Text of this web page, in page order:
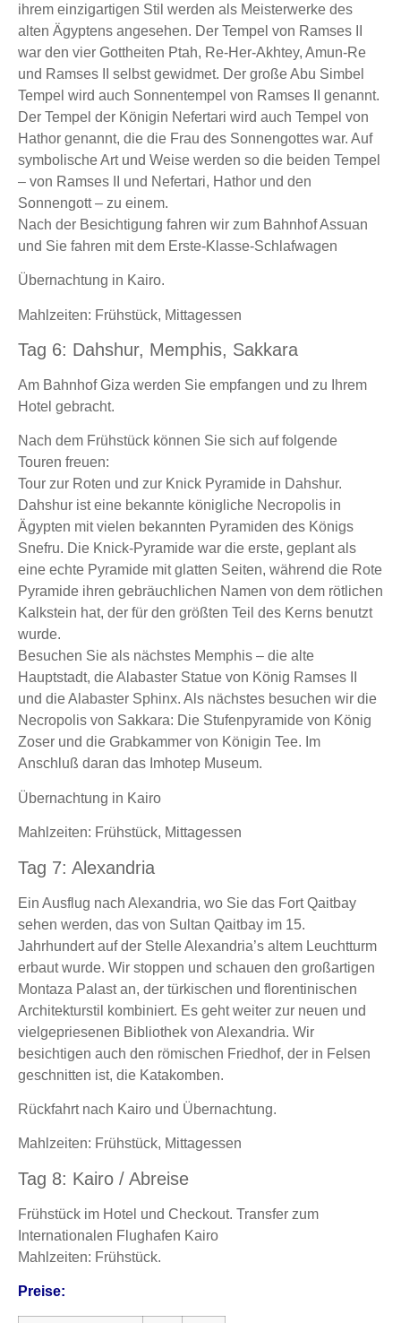
ihrem einzigartigen Stil werden als Meisterwerke des
alten Ägyptens angesehen. Der Tempel von Ramses II
war den vier Gottheiten Ptah, Re-Her-Akhtey, Amun-Re
und Ramses II selbst gewidmet. Der große Abu Simbel
Tempel wird auch Sonnentempel von Ramses II genannt.
Der Tempel der Königin Nefertari wird auch Tempel von
Hathor genannt, die die Frau des Sonnengottes war. Auf
symbolische Art und Weise werden so die beiden Tempel
– von Ramses II und Nefertari, Hathor und den
Sonnengott – zu einem.
Nach der Besichtigung fahren wir zum Bahnhof Assuan
und Sie fahren mit dem Erste-Klasse-Schlafwagen
Übernachtung in Kairo.
Mahlzeiten: Frühstück, Mittagessen
Tag 6: Dahshur, Memphis, Sakkara
Am Bahnhof Giza werden Sie empfangen und zu Ihrem
Hotel gebracht.
Nach dem Frühstück können Sie sich auf folgende
Touren freuen:
Tour zur Roten und zur Knick Pyramide in Dahshur.
Dahshur ist eine bekannte königliche Necropolis in
Ägypten mit vielen bekannten Pyramiden des Königs
Snefru. Die Knick-Pyramide war die erste, geplant als
eine echte Pyramide mit glatten Seiten, während die Rote
Pyramide ihren gebräuchlichen Namen von dem rötlichen
Kalkstein hat, der für den größten Teil des Kerns benutzt
wurde.
Besuchen Sie als nächstes Memphis – die alte
Hauptstadt, die Alabaster Statue von König Ramses II
und die Alabaster Sphinx. Als nächstes besuchen wir die
Necropolis von Sakkara: Die Stufenpyramide von König
Zoser und die Grabkammer von Königin Tee. Im
Anschluß daran das Imhotep Museum.
Übernachtung in Kairo
Mahlzeiten: Frühstück, Mittagessen
Tag 7: Alexandria
Ein Ausflug nach Alexandria, wo Sie das Fort Qaitbay
sehen werden, das von Sultan Qaitbay im 15.
Jahrhundert auf der Stelle Alexandria’s altem Leuchtturm
erbaut wurde. Wir stoppen und schauen den großartigen
Montaza Palast an, der türkischen und florentinischen
Architekturstil kombiniert. Es geht weiter zur neuen und
vielgepriesenen Bibliothek von Alexandria. Wir
besichtigen auch den römischen Friedhof, der in Felsen
geschnitten ist, die Katakomben.
Rückfahrt nach Kairo und Übernachtung.
Mahlzeiten: Frühstück, Mittagessen
Tag 8: Kairo / Abreise
Frühstück im Hotel und Checkout. Transfer zum
Internationalen Flughafen Kairo
Mahlzeiten: Frühstück.
Preise: